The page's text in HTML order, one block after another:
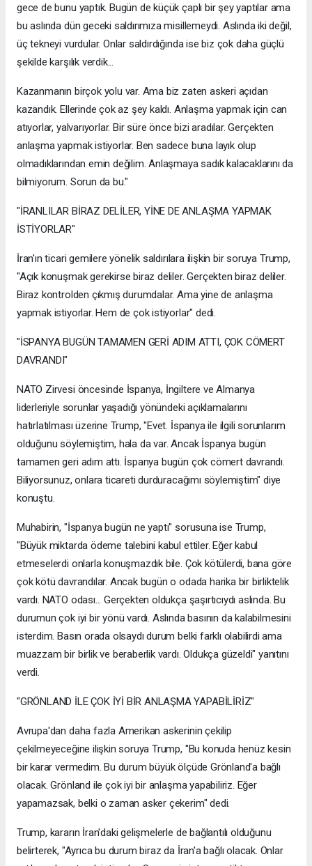
gece de bunu yaptık. Bugün de küçük çaplı bir şey yaptılar ama
bu aslında dün geceki saldırımıza misillemeydi. Aslında iki değil,
üç tekneyi vurdular. Onlar saldırdığında ise biz çok daha güçlü
şekilde karşılık verdik...
Kazanmanın birçok yolu var. Ama biz zaten askeri açıdan
kazandık. Ellerinde çok az şey kaldı. Anlaşma yapmak için can
atıyorlar, yalvarıyorlar. Bir süre önce bizi aradılar. Gerçekten
anlaşma yapmak istiyorlar. Ben sadece buna layık olup
olmadıklarından emin değilim. Anlaşmaya sadık kalacaklarını da
bilmiyorum. Sorun da bu."
"İRANLILAR BİRAZ DELİLER, YİNE DE ANLAŞMA YAPMAK
İSTİYORLAR"
İran'ın ticari gemilere yönelik saldırılara ilişkin bir soruya Trump,
"Açık konuşmak gerekirse biraz deliler. Gerçekten biraz deliler.
Biraz kontrolden çıkmış durumdalar. Ama yine de anlaşma
yapmak istiyorlar. Hem de çok istiyorlar" dedi.
"İSPANYA BUGÜN TAMAMEN GERİ ADIM ATTI, ÇOK CÖMERT
DAVRANDI"
NATO Zirvesi öncesinde İspanya, İngiltere ve Almanya
liderleriyle sorunlar yaşadığı yönündeki açıklamalarını
hatırlatılması üzerine Trump, "Evet. İspanya ile ilgili sorunlarım
olduğunu söylemiştim, hala da var. Ancak İspanya bugün
tamamen geri adım attı. İspanya bugün çok cömert davrandı.
Biliyorsunuz, onlara ticareti durduracağımı söylemiştim" diye
konuştu.
Muhabirin, "İspanya bugün ne yaptı" sorusuna ise Trump,
"Büyük miktarda ödeme talebini kabul ettiler. Eğer kabul
etmeselerdi onlarla konuşmazdık bile. Çok kötülerdi, bana göre
çok kötü davrandılar. Ancak bugün o odada harika bir birliktelik
vardı. NATO odası... Gerçekten oldukça şaşırtıcıydı aslında. Bu
durumun çok iyi bir yönü vardı. Aslında basının da kalabilmesini
isterdim. Basın orada olsaydı durum belki farklı olabilirdi ama
muazzam bir birlik ve beraberlik vardı. Oldukça güzeldi" yanıtını
verdi.
"GRÖNLAND İLE ÇOK İYİ BİR ANLAŞMA YAPABİLİRİZ"
Avrupa'dan daha fazla Amerikan askerinin çekilip
çekilmeyeceğine ilişkin soruya Trump, "Bu konuda henüz kesin
bir karar vermedim. Bu durum büyük ölçüde Grönland'a bağlı
olacak. Grönland ile çok iyi bir anlaşma yapabiliriz. Eğer
yapamazsak, belki o zaman asker çekerim" dedi.
Trump, kararın İran'daki gelişmelerle de bağlantılı olduğunu
belirterek, "Ayrıca bu durum biraz da İran'a bağlı olacak. Onlar